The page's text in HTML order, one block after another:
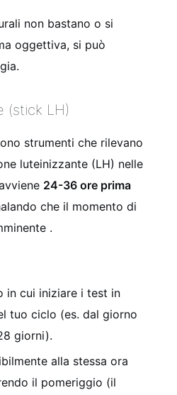
non bastano o si
oggettiva, si può
(stick LH)
strumenti che rilevano
luteinizzante (LH) nelle
24-36 ore prima
che il momento di
.
in cui iniziare i test in
tuo ciclo (es. dal giorno
giorni).
alla stessa ora
il pomeriggio (il